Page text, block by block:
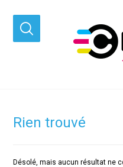
Rien trouvé
Désolé, mais aucun résultat ne